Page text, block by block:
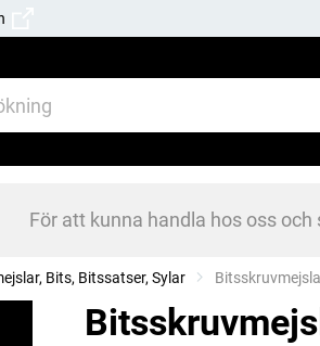
För att kunna handla hos oss och
Bits, Bitssatser, Sylar Current: